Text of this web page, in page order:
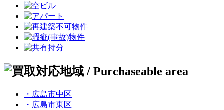
・広島市中区
・広島市東区